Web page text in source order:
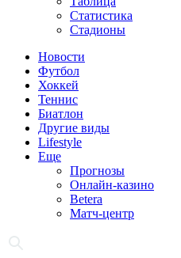
Статистика
Стадионы
Новости
Футбол
Хоккей
Теннис
Биатлон
Другие виды
Lifestyle
Еще
Прогнозы
Онлайн-казино
Betera
Матч-центр